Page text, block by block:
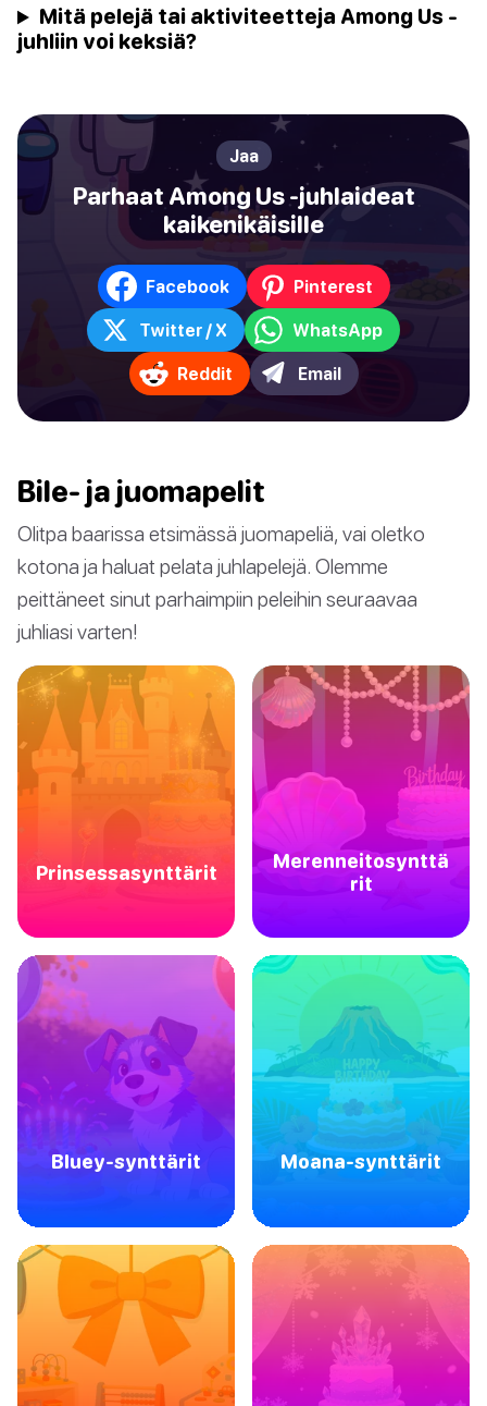
Mitä pelejä tai aktiviteetteja Among Us -
juhliin voi keksiä?
Jaa
Parhaat Among Us -juhlaideat
kaikenikäisille
Facebook Pinterest
Twitter / X WhatsApp
Reddit Email
Bile- ja juomapelit
Olitpa baarissa etsimässä juomapeliä, vai oletko
kotona ja haluat pelata juhlapelejä. Olemme
peittäneet sinut parhaimpiin peleihin seuraavaa
juhliasi varten!
Prinsessasynttärit
Merenneitosynttä
rit
Bluey-synttärit Moana-synttärit